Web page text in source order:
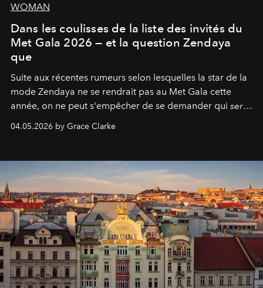
WOMAN
Dans les coulisses de la liste des invités du
Met Gala 2026 — et la question Zendaya
que
Suite aux récentes rumeurs selon lesquelles la star de la
mode Zendaya ne se rendrait pas au Met Gala cette
année, on ne peut s'empêcher de se demander qui sera
04.05.2026 by Grace Clarke